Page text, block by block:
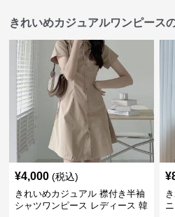
きれいめカジュアルワンピース
¥4,000 (税込)
きれいめカジュアル 襟付き半袖
シャツワンピース レディース 韓
¥